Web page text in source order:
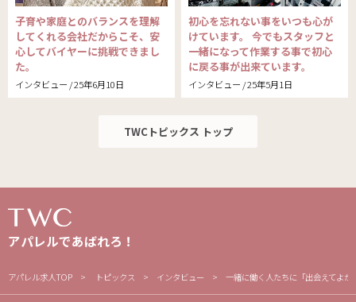
インタビュー / 25年6月10日
子育や家庭とのバランスを理解
してくれる会社だからこそ、安
心してバイヤーに挑戦できまし
た。
インタビュー / 25年5月1日
初心を忘れない事をいつも心が
けています。 今でもスタッフと
一緒になって作業する事で初心
に戻る事が出来ています。
TWCトピックス トップ
アパレルであばれろ！
アパレル求人TOP トピックス インタビュー 一緒に働く人たちに「出会えてよ